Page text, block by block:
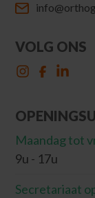
VOLG ONS
Maandag tot
9u - 17u
Secretariaat